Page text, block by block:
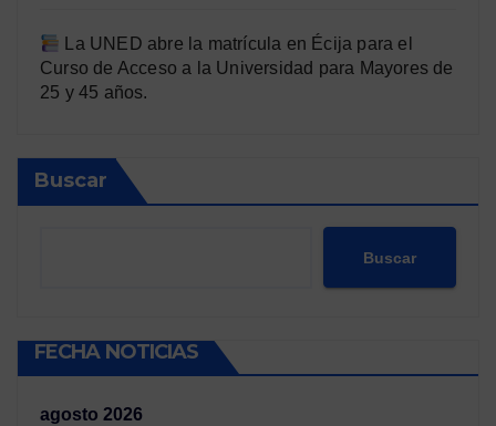
La UNED abre la matrícula en Écija para el
Curso de Acceso a la Universidad para Mayores de
25 y 45 años.
Buscar
Buscar
FECHA NOTICIAS
agosto 2026